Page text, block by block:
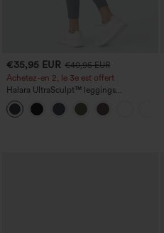
€35,95 EUR €40,95 EUR
Achetez-en 2, le 3e est offert
Halara UltraSculpt™ leggings
d'entraînement taille haute — fronces
liftantes pour le fessier, maintien gainant
du ventre et poche